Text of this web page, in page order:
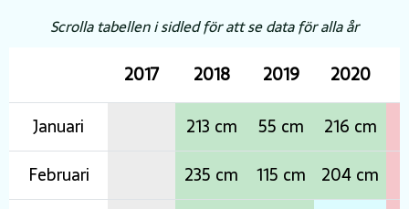
Scrolla tabellen i sidled för att se data för alla år
2017 2018 2019 2020
Januari
213 cm 55 cm 216 cm
Februari
235 cm 115 cm 204 cm